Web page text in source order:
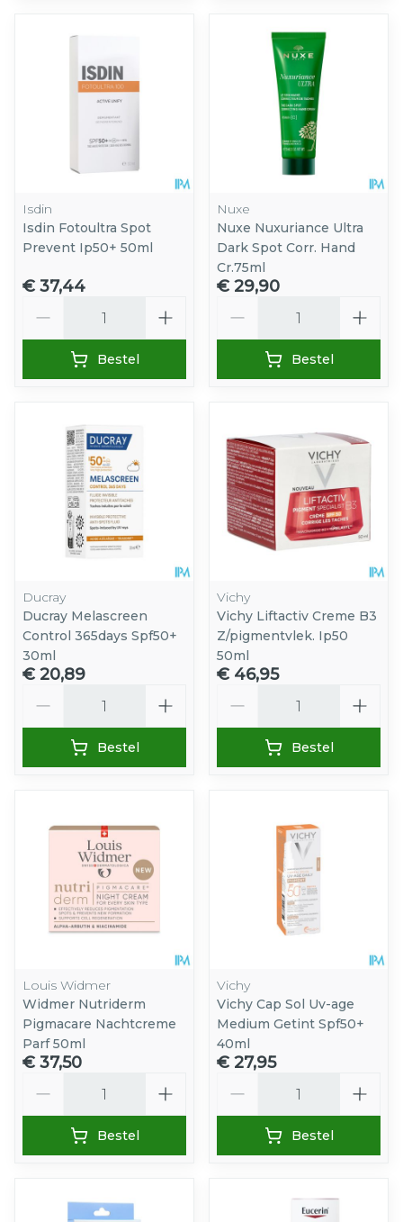
Isdin
Isdin Fotoultra Spot
Prevent Ip50+ 50ml
€ 37,44
Bestel
Nuxe
Nuxe Nuxuriance Ultra
Dark Spot Corr. Hand
Cr.75ml
€ 29,90
Bestel
Ducray
Ducray Melascreen
Control 365days Spf50+
30ml
€ 20,89
Bestel
Vichy
Vichy Liftactiv Creme B3
Z/pigmentvlek. Ip50
50ml
€ 46,95
Bestel
Louis Widmer
Widmer Nutriderm
Pigmacare Nachtcreme
Parf 50ml
€ 37,50
Bestel
Vichy
Vichy Cap Sol Uv-age
Medium Getint Spf50+
40ml
€ 27,95
Bestel